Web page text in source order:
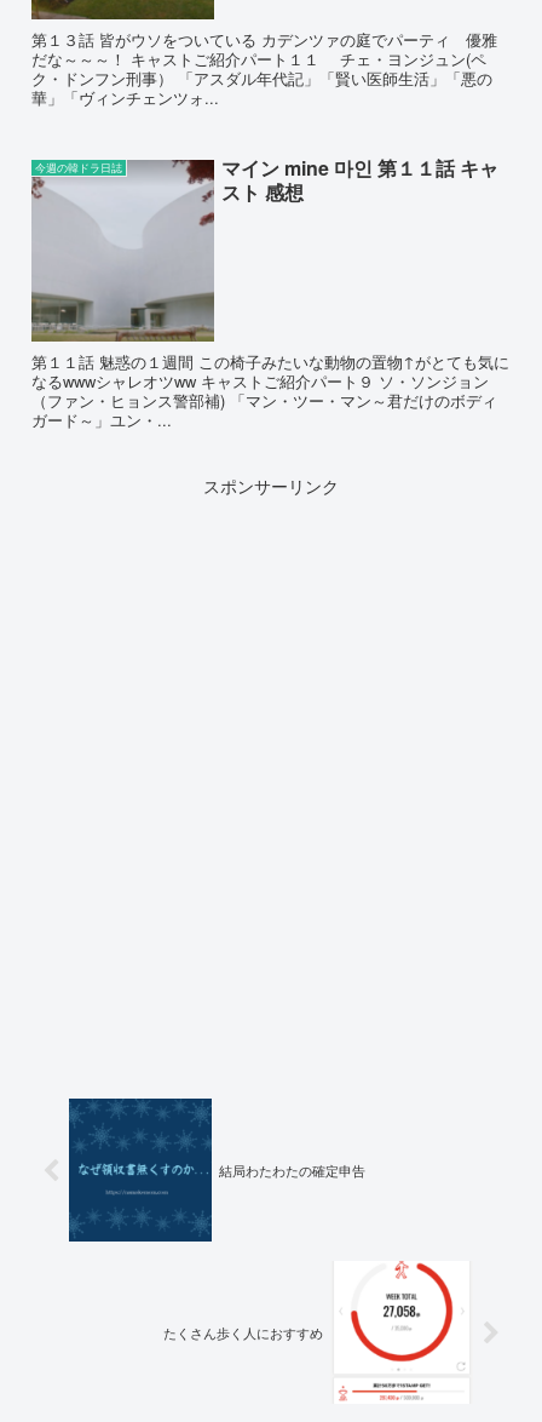
第１３話 皆がウソをついている カデンツァの庭でパーティ 優雅
だな～～～！ キャストご紹介パート１１ チェ・ヨンジュン(ペ
ク・ドンフン刑事） 「アスダル年代記」「賢い医師生活」「悪の
華」「ヴィンチェンツォ...
今週の韓ドラ日誌
マイン mine 마인 第１１話 キャ
スト 感想
第１１話 魅惑の１週間 この椅子みたいな動物の置物↑がとても気に
なるwwwシャレオツww キャストご紹介パート９ ソ・ソンジョン
（ファン・ヒョンス警部補) 「マン・ツー・マン～君だけのボディ
ガード～」ユン・...
スポンサーリンク
結局わたわたの確定申告
たくさん歩く人におすすめ